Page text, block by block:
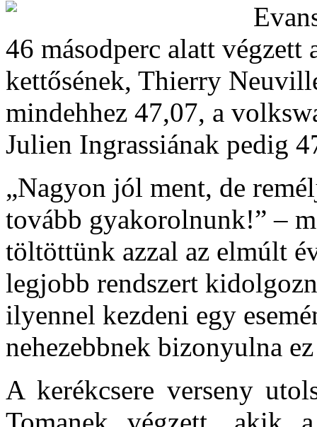
46 másodperc alatt
kettősének, Thierry
mindehhez 47,07, a
Julien Ingrassiának pedig
„Nagyon jól ment, de
tovább gyakorolnunk!” –
töltöttünk azzal az elmúlt
legjobb rendszert
ilyennel kezdeni egy
nehezebbnek bizonyulna
A kerékcsere verseny